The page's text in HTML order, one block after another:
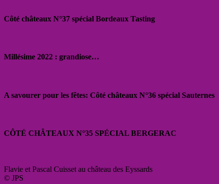
Côté châteaux N°37 spécial Bordeaux Tasting
Millésime 2022 : grandiose…
A savourer pour les fêtes: Côté châteaux N°36 spécial Sauternes
CÔTÉ CHÂTEAUX N°35 SPÉCIAL BERGERAC
Flavie et Pascal Cuisset au château des Eyssards
© JPS